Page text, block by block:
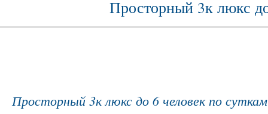
Просторный 3к люкс
Просторный 3к люкс до 6 человек по